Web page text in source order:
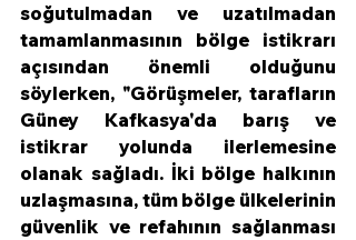
soğutulmadan ve uzatılmadan
tamamlanmasının bölge istikrarı
açısından önemli olduğunu
söylerken, "Görüşmeler, tarafların
Güney Kafkasya'da barış ve
istikrar yolunda ilerlemesine
olanak sağladı. İki bölge halkının
uzlaşmasına, tüm bölge ülkelerinin
güvenlik ve refahının sağlanması